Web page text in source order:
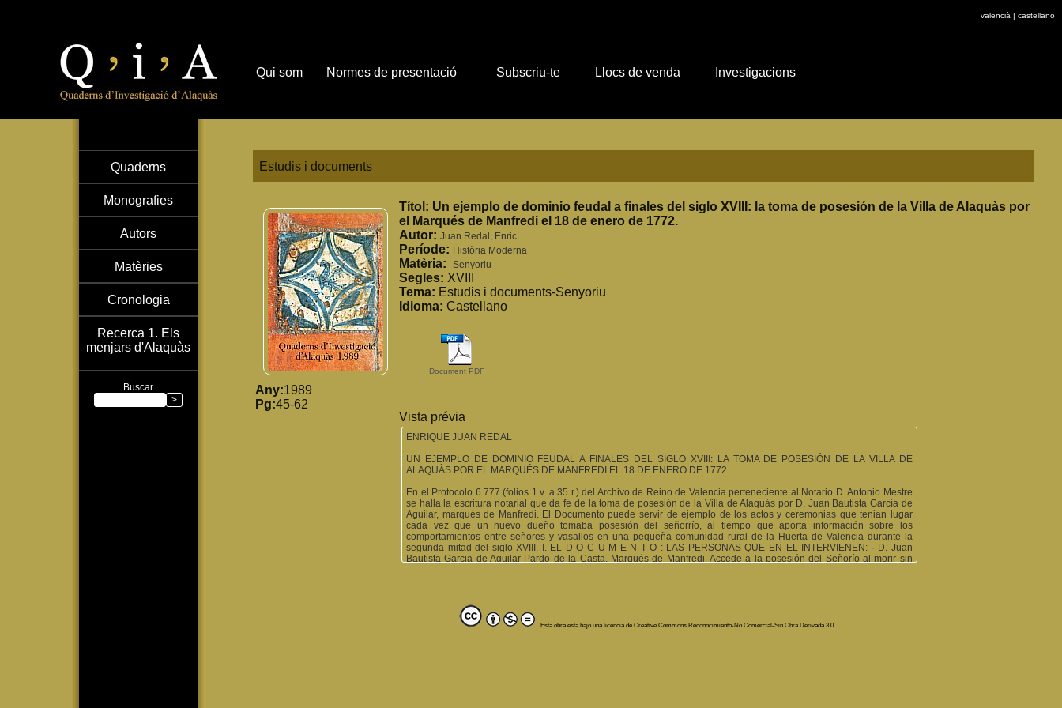
valencià | castellano
Quaderns
Monografies
Autors
Matèries
Cronologia
Recerca 1. Els
menjars d'Alaquàs
Buscar
Estudis i documents
Any:1989
Pg:45-62
Títol: Un ejemplo de dominio feudal a finales del siglo XVIII: la toma de posesión de la Villa de Alaquàs por
el Marqués de Manfredi el 18 de enero de 1772.
Autor: Juan Redal, Enric
Període: Història Moderna
Matèria: Senyoriu
Segles: XVIII
Tema: Estudis i documents-Senyoriu
Idioma: Castellano
Document PDF
Vista prévia
ENRIQUE JUAN REDAL
UN EJEMPLO DE DOMINIO FEUDAL A FINALES DEL SIGLO XVIII: LA TOMA DE POSESIÓN DE LA VILLA DE
ALAQUÀS POR EL MARQUÉS DE MANFREDI EL 18 DE ENERO DE 1772.
En el Protocolo 6.777 (folios 1 v. a 35 r.) del Archivo de Reino de Valencia perteneciente al Notario D. Antonio Mestre
se halla la escritura notarial que da fe de la toma de posesión de la Villa de Alaquàs por D. Juan Bautista García de
Aguilar, marqués de Manfredi. El Documento puede servir de ejemplo de los actos y ceremonias que tenian lugar
cada vez que un nuevo dueño tomaba posesión del señorrío, al tiempo que aporta información sobre los
comportamientos entre señores y vasallos en una pequeña comunidad rural de la Huerta de Valencia durante la
segunda mitad del siglo XVIII. I. EL D O C U M E N T O : LAS PERSONAS QUE EN EL INTERVIENEN: · D. Juan
Bautista Garcia de Aguilar Pardo de la Casta, Marqués de Manfredi. Accede a la posesión del Señorío al morir sin
Manfredi. Toma posesión del Señorío. Realiza todos los actos de Dominio en nombre de su representado. · D.
Francisco Portalés de Joaquín, Alcalde Ordinario de Alaquàs. Da la posesión de la Villa en nombre de todos los
habitantes de Alaquàs. Acompaña al Procurador del Señor en todos los actos de Dominio. · D. Esteban Benlloch,
Esta obra está bajo una licencia de Creative Commons Reconocimiento-No Comercial-Sin Obra Derivada 3.0
Qui som Normes de presentació Subscriu-te Llocs de venda Investigacions